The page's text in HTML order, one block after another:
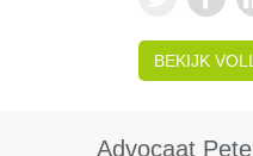
BEKIJK
Advocaat